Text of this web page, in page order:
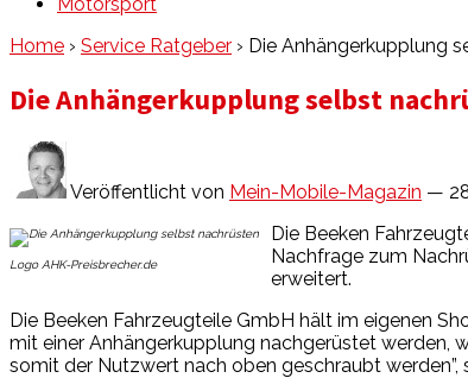
Home › Service Ratgeber › Die Anhängerkupplung
Die Anhängerkupplung selbst
Veröffentlicht von Mein-Mobile-Magazin —
Logo AHK-Preisbrecher.de
Die Beeken
Nachfrage zum
erweitert.
Die Beeken Fahrzeugteile GmbH hält im eigenen
mit einer Anhängerkupplung nachgerüstet werden,
somit der Nutzwert nach oben geschraubt werden”,